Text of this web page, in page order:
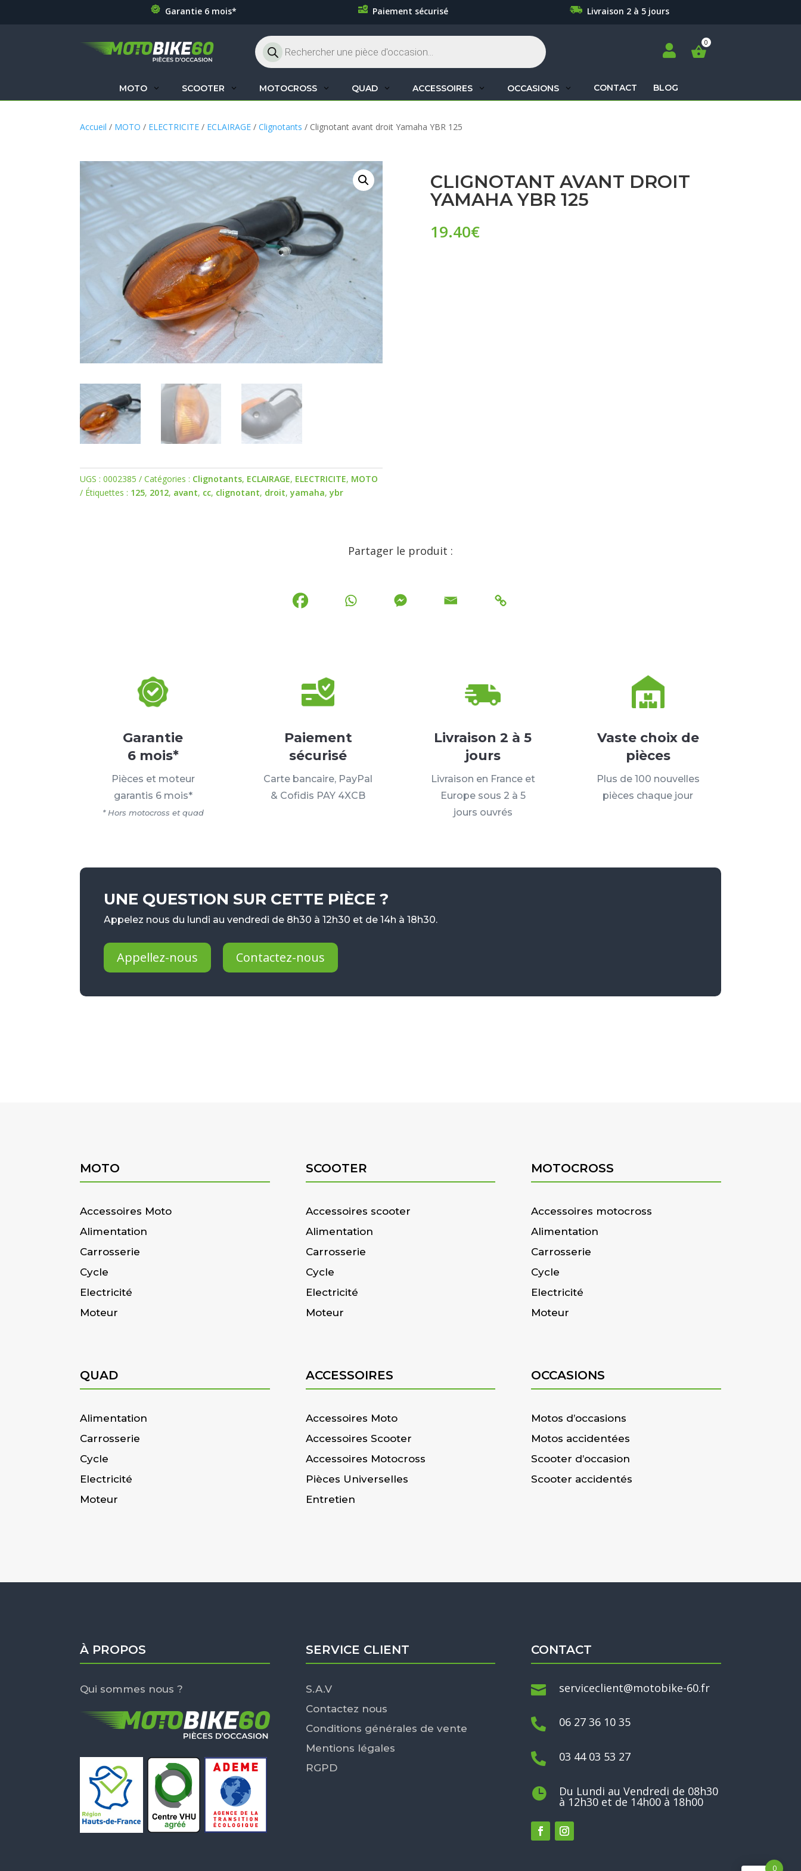
Garantie 6 mois* Paiement sécurisé Livraison 2 à 5 jours
Recherche
de
produits

MOTO SCOOTER MOTOCROSS QUAD ACCESSOIRES OCCASIONS CONTACT BLOG
Accueil / MOTO / ELECTRICITE / ECLAIRAGE /Clignotants / Clignotant avant droit Yamaha YBR 125
UGS :0002385 Catégories : Clignotants, ECLAIRAGE, ELECTRICITE, MOTO
Étiquettes : 125, 2012, avant, cc, clignotant, droit,yamaha,ybr
CLIGNOTANT AVANT DROIT
YAMAHA YBR 125
19.40€
Partager le produit :
Garantie
6 mois*
Pièces et moteur
garantis 6 mois*
* Hors motocross et quad
Paiement
sécurisé
Carte bancaire, PayPal
& Cofidis PAY 4XCB
Livraison 2 à 5
jours
Livraison en France et
Europe sous 2 à 5
jours ouvrés
Vaste choix de
pièces
Plus de 100 nouvelles
pièces chaque jour
UNE QUESTION SUR CETTE PIÈCE ?
Appelez nous du lundi au vendredi de 8h30 à 12h30 et de 14h à 18h30.
Appellez-nous Contactez-nous
MOTO
Accessoires Moto
Alimentation
Carrosserie
Cycle
Electricité
Moteur
SCOOTER
Accessoires scooter
Alimentation
Carrosserie
Cycle
Electricité
Moteur
MOTOCROSS
Accessoires motocross
Alimentation
Carrosserie
Cycle
Electricité
Moteur
QUAD
Alimentation
Carrosserie
Cycle
Electricité
Moteur
ACCESSOIRES
Accessoires Moto
Accessoires Scooter
Accessoires Motocross
Pièces Universelles
Entretien
OCCASIONS
Motos d’occasions
Motos accidentées
Scooter d’occasion
Scooter accidentés
À PROPOS
Qui sommes nous ?
SERVICE CLIENT
S.A.V
Contactez nous
Conditions générales de vente
Mentions légales
RGPD
CONTACT
 serviceclient@motobike-60.fr
 06 27 36 10 35
 03 44 03 53 27
 Du Lundi au Vendredi de 08h30
à 12h30 et de 14h00 à 18h00
0